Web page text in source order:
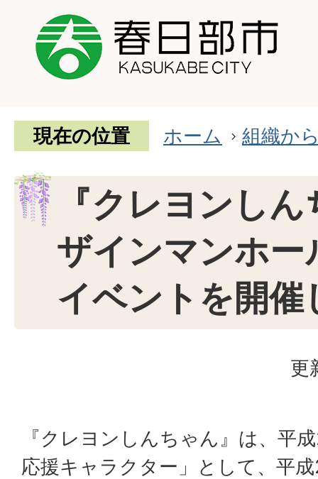
現在の位置 ホーム 組織か
『クレヨンし
ザインマンホー
イベントを開催
更
『クレヨンしんちゃん』は、平
応援キャラクター」として、平